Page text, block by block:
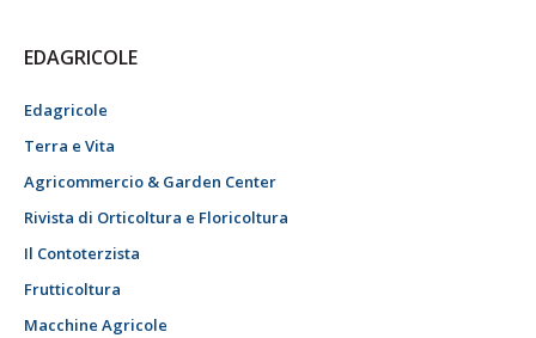
EDAGRICOLE
Edagricole
Terra e Vita
Agricommercio & Garden Center
Rivista di Orticoltura e Floricoltura
Il Contoterzista
Frutticoltura
Macchine Agricole